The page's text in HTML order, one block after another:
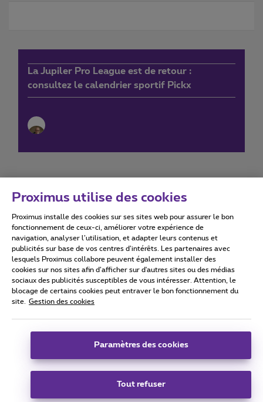
La Jupiler Pro League est de retour :
consultez le calendrier sportif Pickx
Conditions d'utilisation Accessibility statement
Tous droits réservés. © 2026
Conditions générales, info consommateur
Coordonnées de l’entreprise
Boulevard du Roi Albert II 27 - B-1030 Bruxelles.
Proximus utilise des cookies
Proximus installe des cookies sur ses sites web pour assurer le bon
fonctionnement de ceux-ci, améliorer votre expérience de
navigation, analyser l’utilisation, et adapter leurs contenus et
publicités sur base de vos centres d’intérêts. Les partenaires avec
lesquels Proximus collabore peuvent également installer des
cookies sur nos sites afin d’afficher sur d'autres sites ou des médias
sociaux des publicités susceptibles de vous intéresser. Attention, le
blocage de certains cookies peut entraver le bon fonctionnement du
site.
Gestion des cookies
Paramètres des cookies
Tout refuser